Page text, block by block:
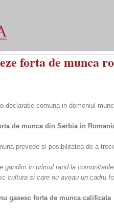
forta de munca
declaratie comuna in domeniul
de munca din Serbia in
prevede si posibilitatea de a
in primul rand la
cultura si care nu aveau un cadru
gasesc forta de munca calificata